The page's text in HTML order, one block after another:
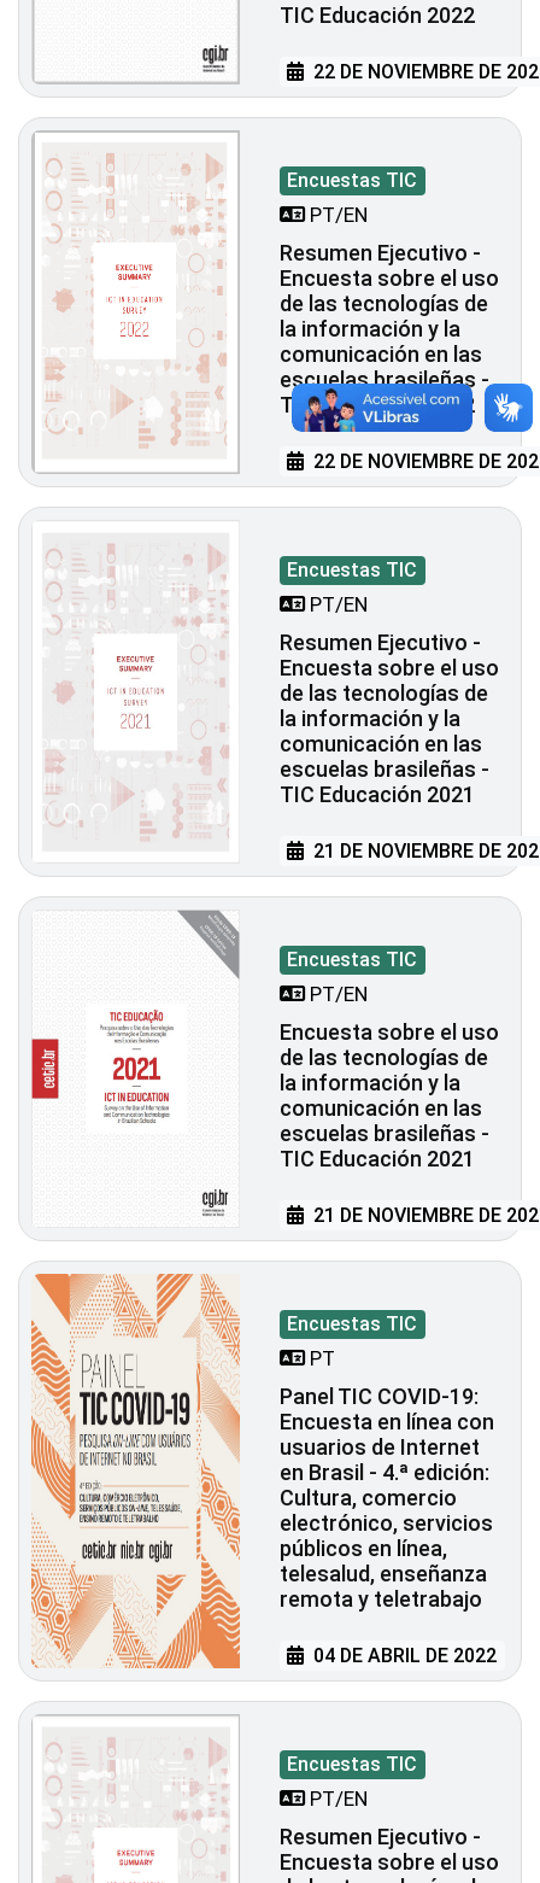
TIC Educación 2022
22 DE NOVIEMBRE DE
Encuestas TIC
PT/EN
Resumen Ejecutivo -
Encuesta sobre el uso
de las tecnologías de
la información y la
comunicación en las
escuelas brasileñas -
TIC Educación 2022
22 DE NOVIEMBRE DE
Encuestas TIC
PT/EN
Resumen Ejecutivo -
Encuesta sobre el uso
de las tecnologías de
la información y la
comunicación en las
escuelas brasileñas -
TIC Educación 2021
21 DE NOVIEMBRE DE
Encuestas TIC
PT/EN
Encuesta sobre el uso
de las tecnologías de
la información y la
comunicación en las
escuelas brasileñas -
TIC Educación 2021
21 DE NOVIEMBRE DE
Encuestas TIC
PT
Panel TIC COVID-19:
Encuesta en línea con
usuarios de Internet
en Brasil - 4.ª edición:
Cultura, comercio
electrónico, servicios
públicos en línea,
telesalud, enseñanza
remota y teletrabajo
04 DE ABRIL DE 2022
Encuestas TIC
PT/EN
Resumen Ejecutivo -
Encuesta sobre el uso